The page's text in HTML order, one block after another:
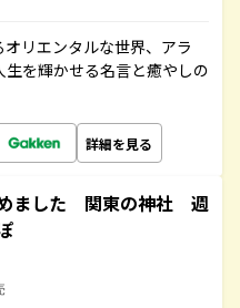
リエンタルな世界、アラ
を輝かせる名言と癒やしの
詳細を見る
ました 関東の神社 週